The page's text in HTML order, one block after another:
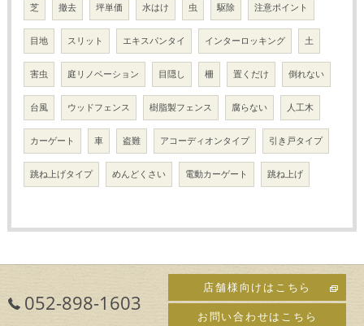
芝 撤去 坪単価 水はけ 虫 駆除 注意ポイント
目地 スリット エキスパンタイ インターロッキング 土
害虫 庭リノベーション 目隠し 柵 置くだけ 倒れない
台風 ウッドフェンス 樹脂製フェンス 腐らない 人工木
カーゲート 車 盗難 アコーディオンタイプ 引き戸タイプ
跳ね上げタイプ めんどくさい 電動カーゲート 跳ね上げ
052-898-1603
店舗様向けはこちら
お問い合わせはこちら